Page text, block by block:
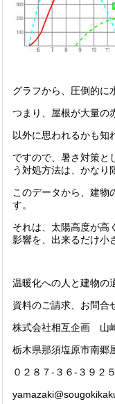
グラフから、圧倒的に
つまり、屋根が大量の
以外に思われるかも知
ですので、暑さ対策と
う対処方法は、かなり
このデータから、建物
す。
それは、太陽高度が高
影響を、出来るだけ小
温暖化への人と建物の
資料のご請求、お問合
株式会社相互企画 山
栃木県那須塩原市南郷
０２８７-３６-３９２５